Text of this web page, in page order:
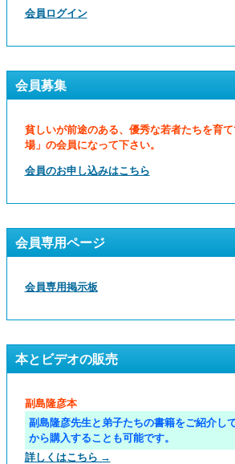
会員ログイン
会員募集
貧しいが前途のある、優秀な若者たちを育
場」の会員になって下さい。
会員のお申し込みはこちら
会員専用ページ
会員専用掲示板
本とビデオの販売
副島隆彦本
副島隆彦先生と弟子たちの書籍をご紹介し
から購入することも可能です。
詳しくはこちら →